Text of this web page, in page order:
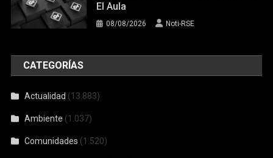
El Aula
08/08/2026 Noti-RSE
CATEGORÍAS
Actualidad (13.883)
Ambiente (1.037)
Comunidades (1.520)